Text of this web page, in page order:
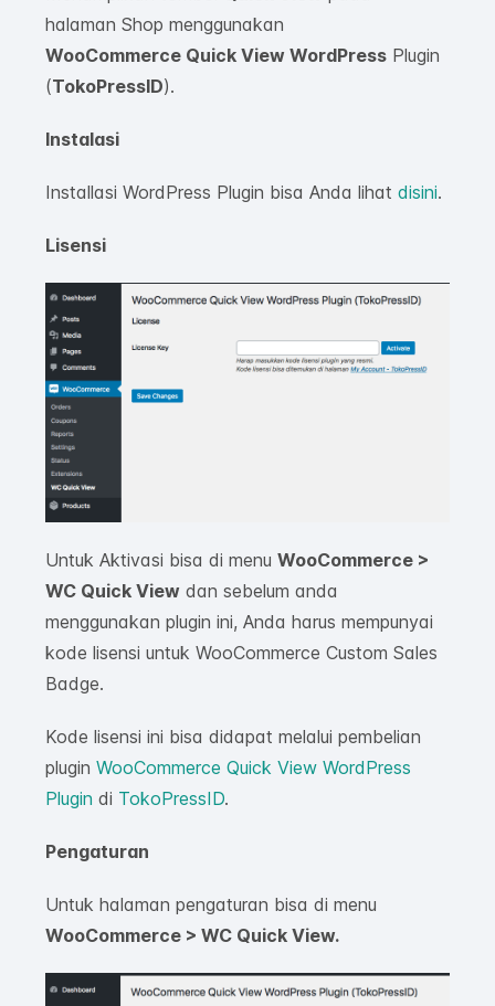
halaman Shop menggunakan
WooCommerce Quick View WordPress Plugin
(TokoPressID).
Instalasi
Installasi WordPress Plugin bisa Anda lihat disini.
Lisensi
Untuk Aktivasi bisa di menu WooCommerce >
WC Quick View dan sebelum anda
menggunakan plugin ini, Anda harus mempunyai
kode lisensi untuk WooCommerce Custom Sales
Badge.
Kode lisensi ini bisa didapat melalui pembelian
plugin WooCommerce Quick View WordPress
Plugin di TokoPressID.
Pengaturan
Untuk halaman pengaturan bisa di menu
WooCommerce > WC Quick View.